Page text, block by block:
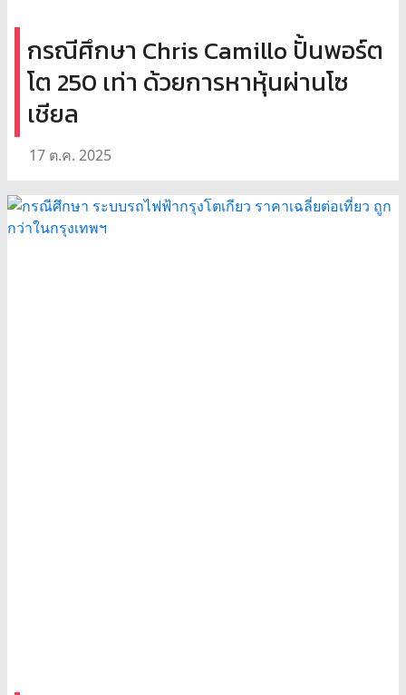
กรณีศึกษา Chris Camillo ปั้นพอร์ต
โต 250 เท่า ด้วยการหาหุ้นผ่านโซ
เชียล
17 ต.ค. 2025